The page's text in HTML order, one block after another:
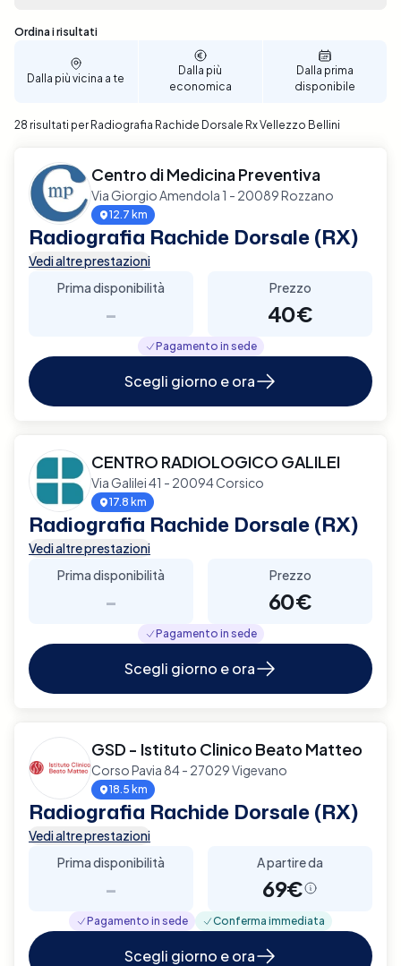
l'ora che meglio si adattano alle tue esigenze.
Prenota ora per un'esperienza senza stress e per un
passo avanti verso il benessere della tua colonna
vertebrale a Vellezzo Bellini.
Sono stati trovati 28 risultati
Ordina i risultati
Dalla più vicina a te
Dalla più
economica
Dalla prima
disponibile
28 risultati per Radiografia Rachide Dorsale Rx Vellezzo Bellini
Centro di Medicina Preventiva
Via Giorgio Amendola 1 - 20089 Rozzano
12.7 km
Radiografia Rachide Dorsale (RX)
Vedi altre prestazioni
Prima disponibilità
-
Prezzo
40€
Pagamento in sede
Scegli giorno e ora
CENTRO RADIOLOGICO GALILEI
Via Galilei 41 - 20094 Corsico
17.8 km
Radiografia Rachide Dorsale (RX)
Vedi altre prestazioni
Prima disponibilità
-
Prezzo
60€
Pagamento in sede
Scegli giorno e ora
GSD - Istituto Clinico Beato Matteo
Corso Pavia 84 - 27029 Vigevano
18.5 km
Radiografia Rachide Dorsale (RX)
Vedi altre prestazioni
Prima disponibilità
-
A partire da
69€
Pagamento in sede Conferma immediata
Scegli giorno e ora